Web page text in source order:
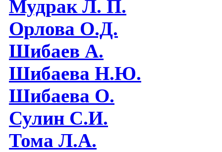
Мудрак Л. П.
Орлова О.Д.
Шибаев А.
Шибаева Н.Ю.
Шибаева O.
Сулин С.И.
Тома Л.А.